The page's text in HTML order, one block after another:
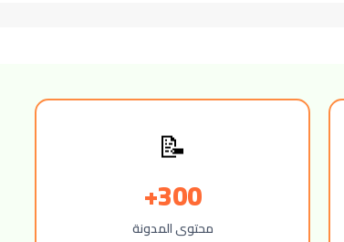
📝
300+
محتوى المدونة